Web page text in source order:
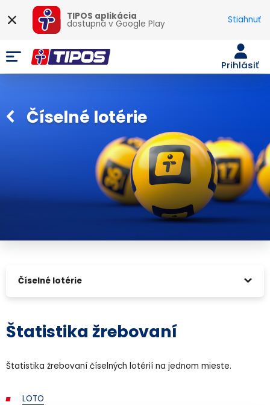
TIPOS aplikácia
dostupná vGoogle Play Stiahnuť
Prihlásiť
Číselné lotérie
Číselné lotérie
Štatistika žrebovaní
Štatistika žrebovaní číselných lotérií na jednom mieste.
LOTO